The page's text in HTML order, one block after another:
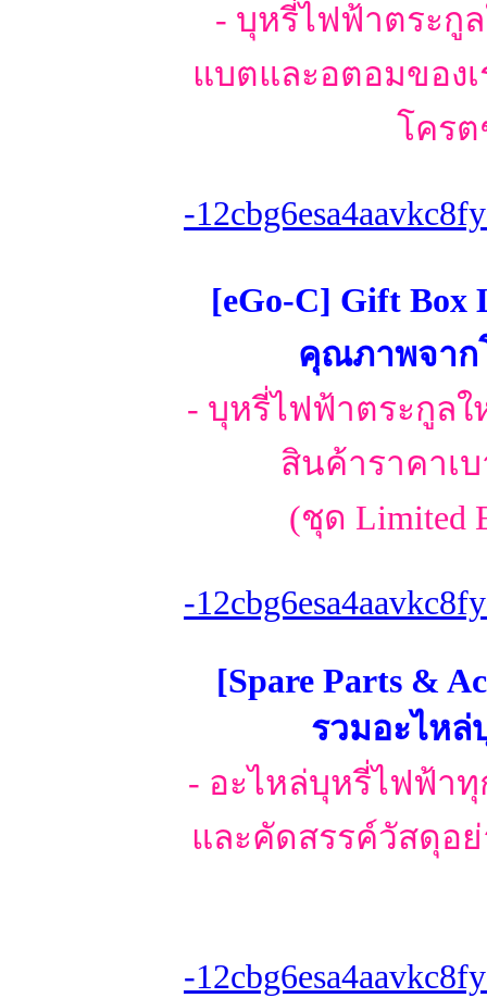
- บุหรี่ไฟฟ้าตระกู
แบตและอตอมของ
โครต
-
[eGo-C] Gift Box
คุณภาพจาก
- บุหรี่ไฟฟ้าตระกูลใ
สินค้าราคาเ
(ชุด Limited
-
[Spare Parts &
รวมอะไหล่
- อะไหล่บุหรี่ไฟฟ้า
และคัดสรรค์วัสดุอ
-